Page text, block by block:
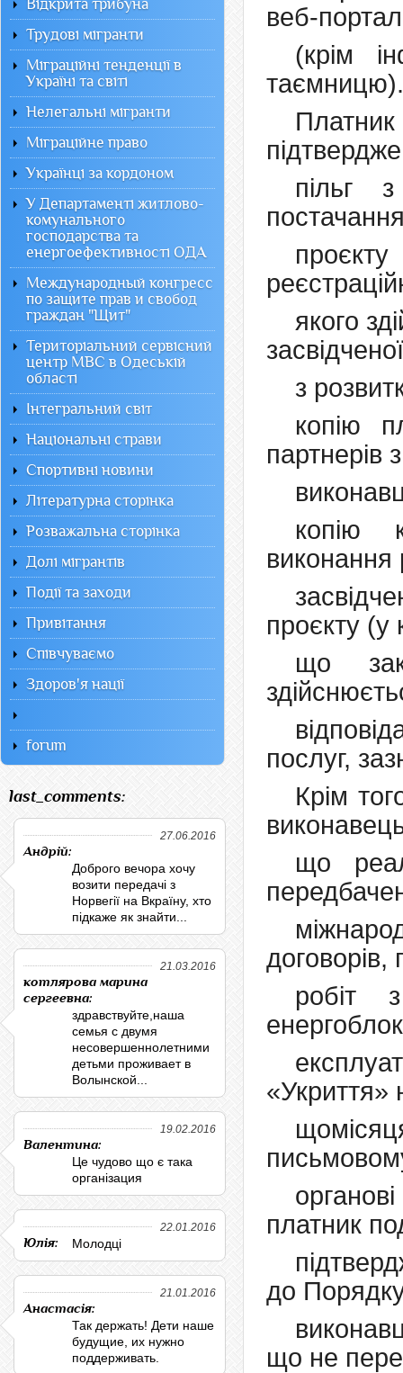
веб-
(крім
таємницю).
пільг
якого
з
копію
партнерів
копію
виконання
проєкту (у
що
послуг,
Крім
що
договорів,
робіт
«Укриття»
платник
до
що не
Відкрита трибуна
Трудові мігранти
Міграційні тенденції в
Україні та світі
Нелегальні мігранти
Міграційне право
Українці за кордоном
У Департаменті житлово-
комунального
господарства та
енергоефективності ОДА
Международный конгресс
по защите прав и свобод
граждан "Щит"
Територіальний сервісний
центр МВС в Одеській
області
Інтегральний світ
Національні страви
Спортивні новини
Літературна сторінка
Розважальна сторінка
Долі мігрантів
Події та заходи
Привітання
Співчуваємо
Здоров'я нації
forum
last_comments:
27.06.2016
Андрій:
Доброго вечора хочу
возити передачі з
Норвегії на Вкраїну, хто
підкаже як знайти...
21.03.2016
котлярова марина
сергеевна:
здравствуйте,наша
семья с двумя
несовершеннолетними
детьми проживает в
Волынской...
19.02.2016
Валентина:
Це чудово що є така
організация
22.01.2016
Юлія: Молодці
21.01.2016
Анастасія:
Так держать! Дети наше
будущие, их нужно
поддерживать.